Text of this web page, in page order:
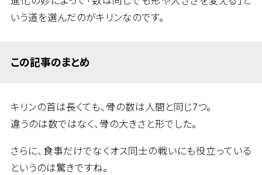
いう道を選んだのがキリンなのです。
この記事のまとめ
キリンの首は長くても、骨の数は人間と同じ7つ。
違うのは数ではなく、骨の大きさと形でした。
さらに、食事だけでなくオス同士の戦いにも役立っている
というのは驚きですね。